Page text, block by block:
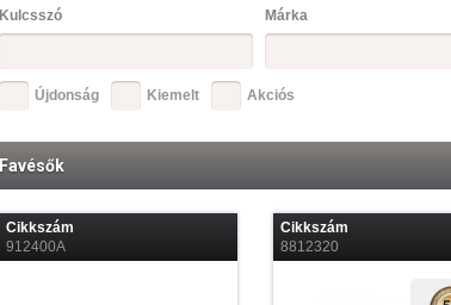
Kulcsszó Márka
Újdonság Kiemelt Akciós
Favésők
Cikkszám
912400A
Cikkszám
8812320